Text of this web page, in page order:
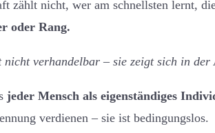
zählt nicht, wer am schnellsten lernt,
oder Rang.
nicht verhandelbar – sie zeigt sich in
jeder Mensch als eigenständiges
verdienen – sie ist bedingungslos.